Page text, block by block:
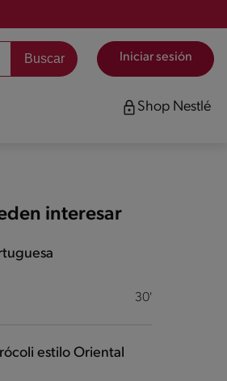
Iniciar sesión
Shop Nestlé
interesar
30'
estilo Oriental